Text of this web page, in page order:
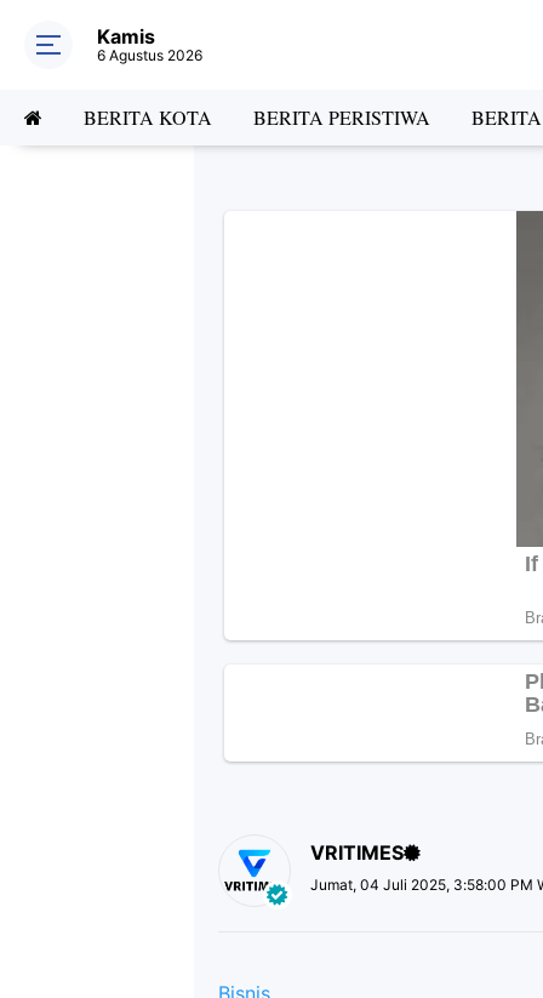
Kamis
6 Agustus 2026
BERITA KOTA BERITA PERISTIWA
VRITIMES
Jumat, 04 Juli 2025, 3:58:00 PM
Bisnis